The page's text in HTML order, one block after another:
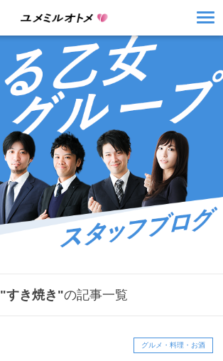
"すき焼き"の記事一覧
グルメ・料理・お酒